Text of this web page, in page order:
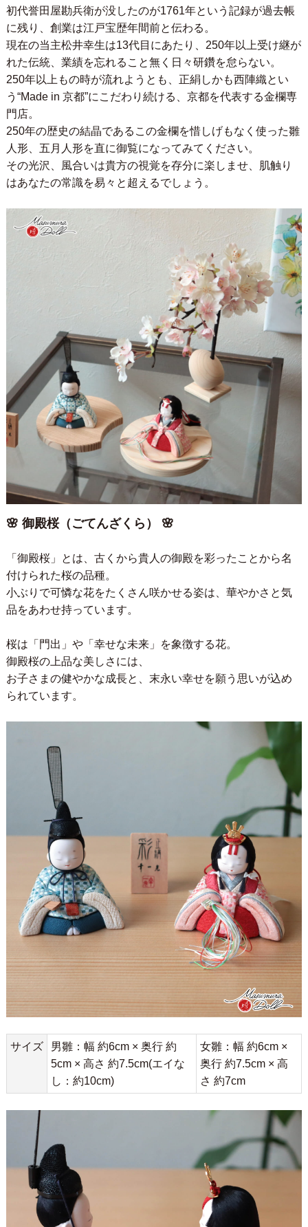
初代誉田屋勘兵衛が没したのが1761年という記録が過去帳
に残り、創業は江戸宝歴年間前と伝わる。
現在の当主松井幸生は13代目にあたり、250年以上受け継が
れた伝統、業績を忘れること無く日々研鑽を怠らない。
250年以上もの時が流れようとも、正絹しかも西陣織とい
う“Made in 京都”にこだわり続ける、京都を代表する金欄専
門店。
250年の歴史の結晶であるこの金欄を惜しげもなく使った雛
人形、五月人形を直に御覧になってみてください。
その光沢、風合いは貴方の視覚を存分に楽しませ、肌触り
はあなたの常識を易々と超えるでしょう。
🌸 御殿桜（ごてんざくら） 🌸
「御殿桜」とは、古くから貴人の御殿を彩ったことから名
付けられた桜の品種。
小ぶりで可憐な花をたくさん咲かせる姿は、華やかさと気
品をあわせ持っています。
桜は「門出」や「幸せな未来」を象徴する花。
御殿桜の上品な美しさには、
お子さまの健やかな成長と、末永い幸せを願う思いが込め
られています。
サイズ
男雛：幅 約6cm × 奥行 約
5cm × 高さ 約7.5cm(エイな
し：約10cm)
女雛：幅 約6cm ×
奥行 約7.5cm × 高
さ 約7cm